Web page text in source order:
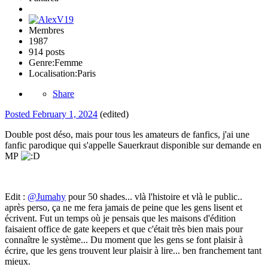
Membres
1987
914 posts
Genre:Femme
Localisation:Paris
Share
Posted February 1, 2024 (edited)
Double post déso, mais pour tous les amateurs de fanfics, j'ai une
fanfic parodique qui s'appelle Sauerkraut disponible sur demande en
MP
Edit : @Jumahy pour 50 shades... vlà l'histoire et vlà le public..
après perso, ça ne me fera jamais de peine que les gens lisent et
écrivent. Fut un temps où je pensais que les maisons d'édition
faisaient office de gate keepers et que c'était très bien mais pour
connaître le système... Du moment que les gens se font plaisir à
écrire, que les gens trouvent leur plaisir à lire... ben franchement tant
mieux.